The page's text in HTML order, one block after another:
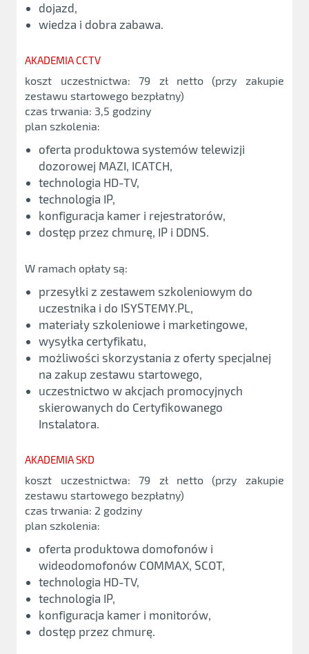
dojazd,
wiedza i dobra zabawa.
AKADEMIA CCTV
koszt uczestnictwa: 79 zł netto (przy zakupie
zestawu startowego bezpłatny)
czas trwania: 3,5 godziny
plan szkolenia:
oferta produktowa systemów telewizji
dozorowej MAZI, ICATCH,
technologia HD-TV,
technologia IP,
konfiguracja kamer i rejestratorów,
dostęp przez chmurę, IP i DDNS.
W ramach opłaty są:
przesyłki z zestawem szkoleniowym do
uczestnika i do ISYSTEMY.PL,
materiały szkoleniowe i marketingowe,
wysyłka certyfikatu,
możliwości skorzystania z oferty specjalnej
na zakup zestawu startowego,
uczestnictwo w akcjach promocyjnych
skierowanych do Certyfikowanego
Instalatora.
AKADEMIA SKD
koszt uczestnictwa: 79 zł netto (przy zakupie
zestawu startowego bezpłatny)
czas trwania: 2 godziny
plan szkolenia:
oferta produktowa domofonów i
wideodomofonów COMMAX, SCOT,
technologia HD-TV,
technologia IP,
konfiguracja kamer i monitorów,
dostęp przez chmurę.